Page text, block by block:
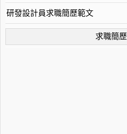
研發設計員求職簡歷範文
求職簡歷